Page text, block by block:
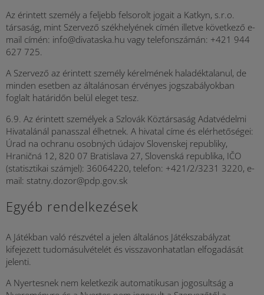
Az érintett személy a feljebb felsorolt jogait a Katkyn, s.r.o.
társaság, mint Szervező székhelyének címén illetve következő e-
mail címén: info@divataska.hu vagy telefonszámán: +421 944
627 725.
A Szervező az érintett személy kérelmének haladéktalanul, de
minden esetben az általánosan érvényes jogszabályokban
foglalt határidőn belül eleget tesz.
6.9. Az érintett személyek a Szlovák Köztársaság Adatvédelmi
Hivatalánál panasszal élhetnek. A hivatal címe és elérhetőségei:
Úrad na ochranu osobných údajov Slovenskej republiky,
Hraničná 12, 820 07 Bratislava 27, Slovenská republika, IČO
(statisztikai számjel): 36064220, telefon: +421/2/3231 3220, e-
mail: statny.dozor@pdp.gov.sk
Egyéb rendelkezések
A Játékban való részvétel a jelen általános Játékszabályzat
kifejezett tudomásulvételét és visszavonhatatlan elfogadását
jelenti.
A Nyertesnek nem keletkezik automatikusan jogosultság a